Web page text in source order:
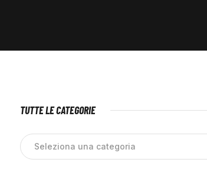
TUTTE LE CATEGORIE